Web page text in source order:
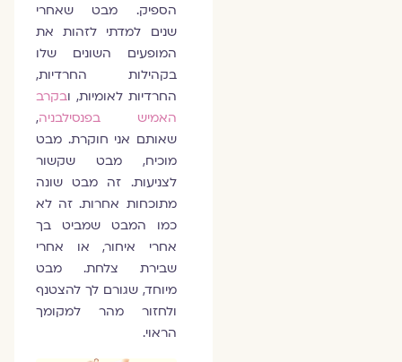
הספיק. מבט שאחרי
שנים למדתי לזהות את
המופעים השונים שלו
בקהילות החרדיות,
החרדיות לאומיות, ובקרב
האמיש בפנסילבניה,
שאותם אני חוקרת. מבט
מוכיח, מבט שקשור
לצניעות. זה מבט שונה
מתוכחות אחרות. זה לא
כמו המבט שמביט בך
אחרי איחור, או אחרי
שבירת צלחת. מבט
מיוחד, שגורם לך להצטנף
ולחזור מהר למקומך
הראוי.